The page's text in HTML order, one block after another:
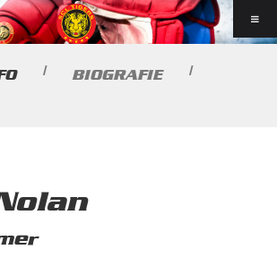
| BIOGRAFIE
|